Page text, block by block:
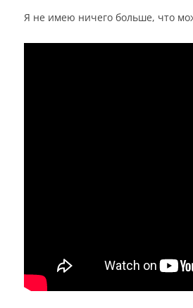
Я не имею ничего больше, что